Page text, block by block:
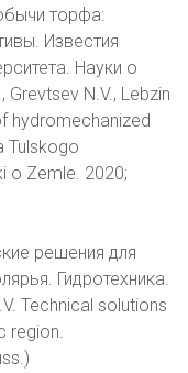
торфа:
Известия
Науки о
N.V., Lebzin
hydromechanized
Tulskogo
o Zemle. 2020;
решения для
Гидротехника.
Technical solutions
region.